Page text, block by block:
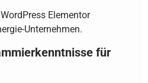
Elementor
Unternehmen.
für